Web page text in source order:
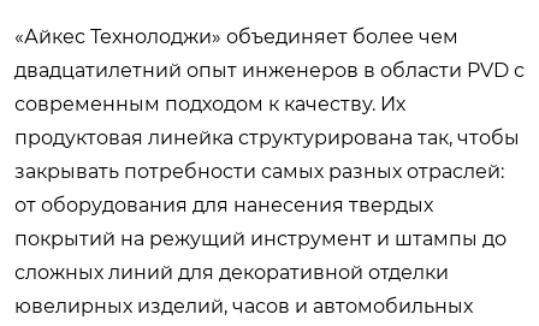
«Айкес Технолоджи» объединяет более чем
двадцатилетний опыт инженеров в области PVD с
современным подходом к качеству. Их
продуктовая линейка структурирована так, чтобы
закрывать потребности самых разных отраслей:
от оборудования для нанесения твердых
покрытий на режущий инструмент и штампы до
сложных линий для декоративной отделки
ювелирных изделий, часов и автомобильных